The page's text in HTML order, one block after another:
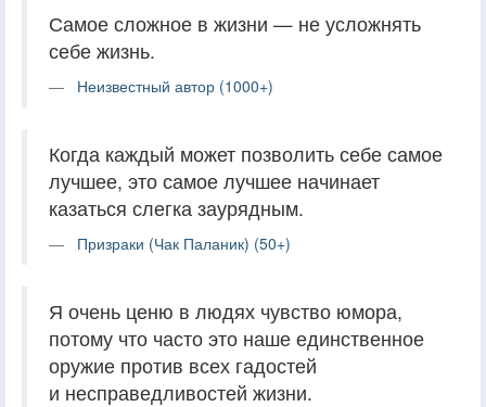
Самое сложное в жизни — не усложнять
себе жизнь.
Неизвестный автор (1000+)
Когда каждый может позволить себе самое
лучшее, это самое лучшее начинает
казаться слегка заурядным.
Призраки (Чак Паланик) (50+)
Я очень ценю в людях чувство юмора,
потому что часто это наше единственное
оружие против всех гадостей
и несправедливостей жизни.